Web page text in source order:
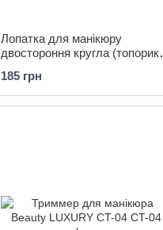
Лопатка для манікюру
двостороння кругла (топорик)
185 грн